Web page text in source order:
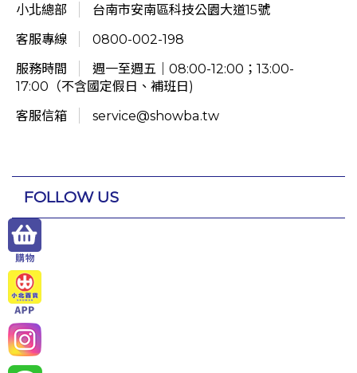
小北總部
台南市安南區科技公園大道15號
客服專線
0800-002-198
服務時間
週一至週五｜08:00-12:00；13:00-
17:00（不含國定假日、補班日)
客服信箱
service@showba.tw
FOLLOW US